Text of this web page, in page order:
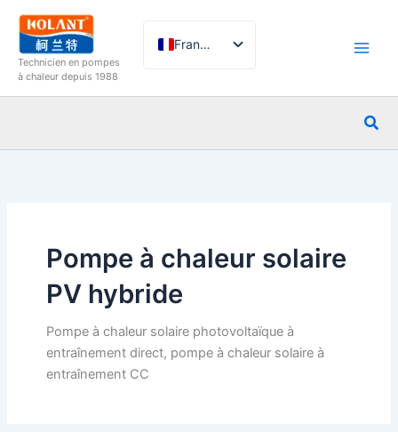
Aller
contenu
Technicien en pompes
à chaleur depuis 1988
Français
English
Portuguese
Norwegian
Pompe à chaleur solaire
PV hybride
Pompe à chaleur solaire photovoltaïque à
entraînement direct, pompe à chaleur solaire à
entraînement CC